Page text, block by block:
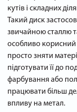
кутів і складних
Такий диск
звичайною сталлю
особливо корисний
просто зняти
підготувати її до
фарбування або
працювати більш
впливу на метал.